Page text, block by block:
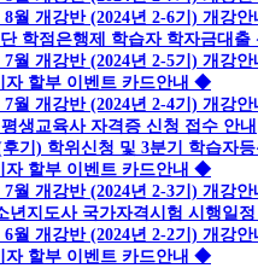
월 개강반 (2024년 2-6기) 개강안
학점은행제 학습자 학자금대출
월 개강반 (2024년 2-5기) 개강안
자 할부 이벤트 카드안내 ◆
월 개강반 (2024년 2-4기) 개강안
생교육사 자격증 신청 접수 안내
기) 학위신청 및 3분기 학습자
자 할부 이벤트 카드안내 ◆
월 개강반 (2024년 2-3기) 개강안
년지도사 국가자격시험 시행일
월 개강반 (2024년 2-2기) 개강안
자 할부 이벤트 카드안내 ◆